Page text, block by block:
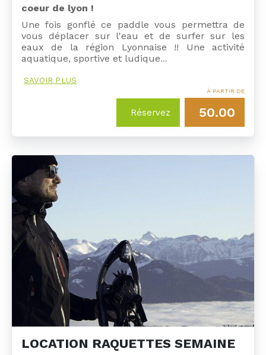
coeur de lyon !
Une fois gonflé ce paddle vous permettra de
vous déplacer sur l'eau et de surfer sur les
eaux de la région Lyonnaise !! Une activité
aquatique, sportive et ludique…
SAVOIR PLUS
Réservez
À PARTIR DE
50.00
LOCATION RAQUETTES SEMAINE